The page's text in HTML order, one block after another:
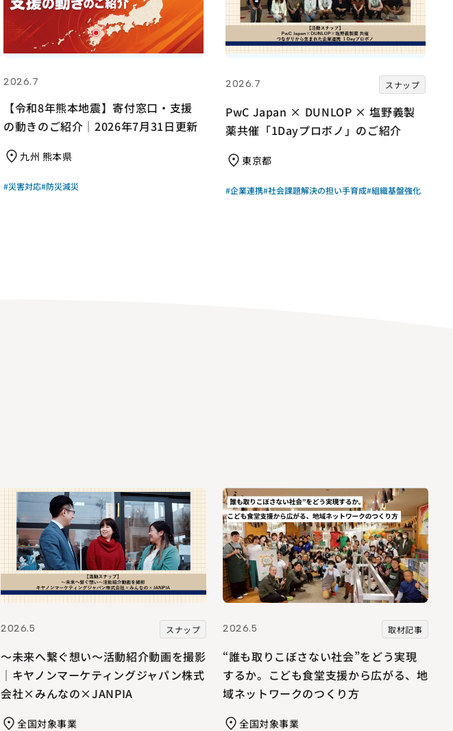
2026.7
【令和8年熊本地震】寄付窓口・支援
の動きのご紹介｜2026年7月31日更新
九州 熊本県
#災害対応#防災減災
2026.7 スナップ
PwC Japan × DUNLOP × 塩野義製
薬共催「1Dayプロボノ」のご紹介
東京都
#企業連携#社会課題解決の担い手育成#組織基盤強化
2026.5 スナップ
～未来へ繋ぐ想い～活動紹介動画を撮影
｜キヤノンマーケティングジャパン株式
会社×みんなの×JANPIA
全国対象事業
2026.5 取材記事
“誰も取りこぼさない社会”をどう実現
するか。こども食堂支援から広がる、地
域ネットワークのつくり方
全国対象事業